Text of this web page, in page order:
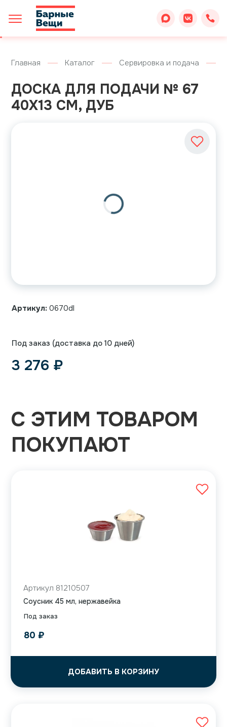
Главная Каталог Сервировка и подача
ДОСКА ДЛЯ ПОДАЧИ № 67
40Х13 СМ, ДУБ
Артикул: 0670dl
Под заказ (доставка до 10 дней)
3 276 ₽
С ЭТИМ ТОВАРОМ
ПОКУПАЮТ
Под заказ
Артикул 81210507
Соусник 45 мл, нержавейка
80 ₽
ДОБАВИТЬ В КОРЗИНУ